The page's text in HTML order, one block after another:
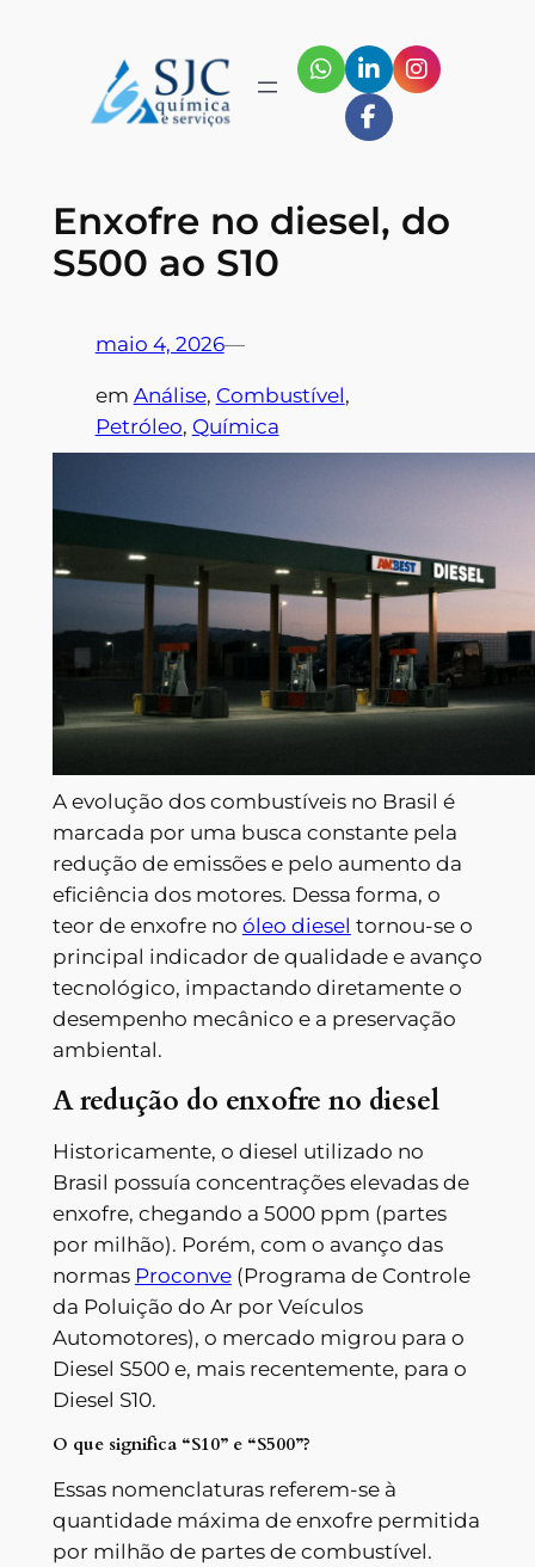
conteúdo
Enxofre no diesel, do
S500 ao S10
maio 4, 2026—
em Análise, Combustível
Petróleo, Química
A evolução dos combustíveis no Brasil é
marcada por uma busca constante pela
redução de emissões e pelo aumento da
eficiência dos motores. Dessa forma, o
teor de enxofre no óleo diesel tornou-se o
principal indicador de qualidade e avanço
tecnológico, impactando diretamente o
desempenho mecânico e a preservação
ambiental.
A redução do enxofre no diesel
Historicamente, o diesel utilizado no
Brasil possuía concentrações elevadas de
enxofre, chegando a 5000 ppm (partes
por milhão). Porém, com o avanço das
normas Proconve(Programa de Controle
da Poluição do Ar por Veículos
Automotores), o mercado migrou para o
Diesel S500 e, mais recentemente, para o
Diesel S10.
O que significa “S10” e “S500”?
Essas nomenclaturas referem-se à
quantidade máxima de enxofre permitida
por milhão de partes de combustível.